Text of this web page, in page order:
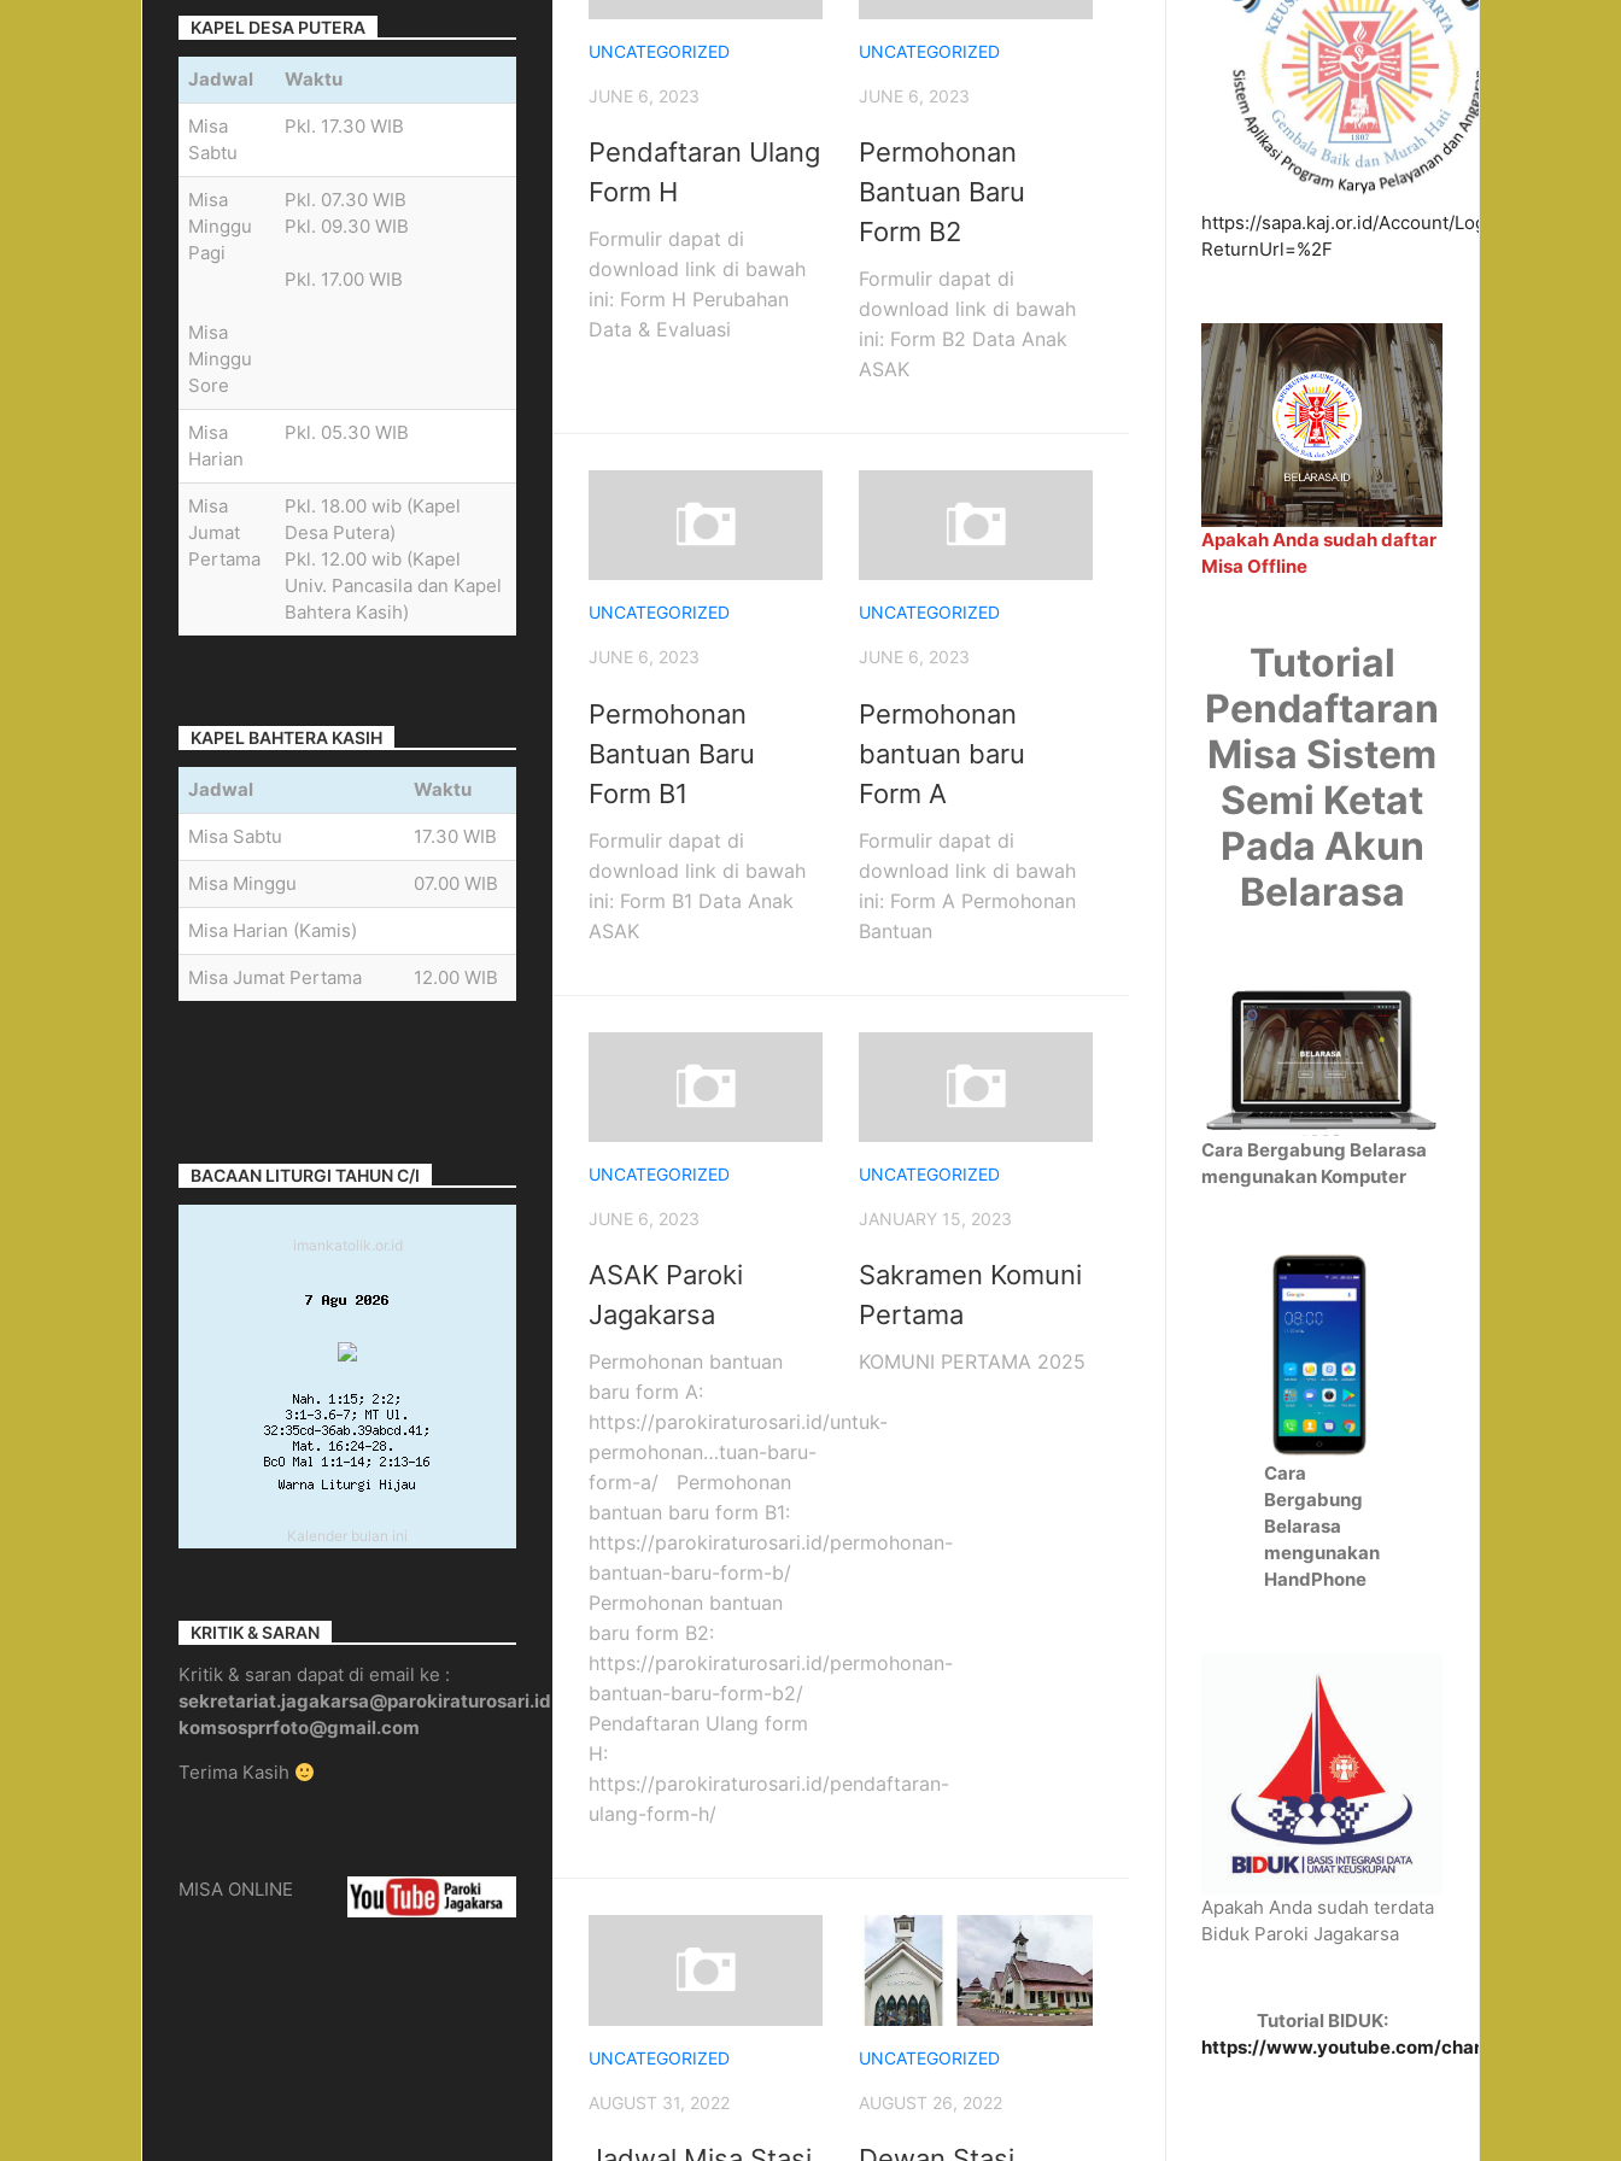
Laporan
UNCATEGORIZED
JUNE 6, 2023
Pendaftaran Ulang
Form H
Formulir dapat di
download link di bawah
ini: Form H Perubahan
Data & Evaluasi
UNCATEGORIZED
JUNE 6, 2023
Permohonan
Bantuan Baru
Form B2
Formulir dapat di
download link di bawah
ini: Form B2 Data Anak
ASAK
UNCATEGORIZED
JUNE 6, 2023
Permohonan
Bantuan Baru
Form B1
Formulir dapat di
download link di bawah
ini: Form B1 Data Anak
ASAK
UNCATEGORIZED
JUNE 6, 2023
Permohonan
bantuan baru
Form A
Formulir dapat di
download link di bawah
ini: Form A Permohonan
Bantuan
UNCATEGORIZED
JUNE 6, 2023
ASAK Paroki
Jagakarsa
Permohonan bantuan
baru form A:
https://parokiraturosari.id/untuk-
permohonan…tuan-baru-
form-a/ Permohonan
bantuan baru form B1:
https://parokiraturosari.id/permohonan-
bantuan-baru-form-b/
Permohonan bantuan
baru form B2:
https://parokiraturosari.id/permohonan-
bantuan-baru-form-b2/
Pendaftaran Ulang form
H:
https://parokiraturosari.id/pendaftaran-
ulang-form-h/
UNCATEGORIZED
JANUARY 15, 2023
Sakramen Komuni
Pertama
KOMUNI PERTAMA 2025
UNCATEGORIZED
AUGUST 31, 2022
UNCATEGORIZED
AUGUST 26, 2022
KAPEL DESA PUTERA
Jadwal Waktu
Misa
Sabtu
Pkl. 17.30 WIB
Misa
Minggu
Pagi
Misa
Minggu
Sore
Pkl. 07.30 WIB
Pkl. 09.30 WIB
Pkl. 17.00 WIB
Misa
Harian
Pkl. 05.30 WIB
Misa
Jumat
Pertama
Pkl. 18.00 wib (Kapel
Desa Putera)
Pkl. 12.00 wib (Kapel
Univ. Pancasila dan Kapel
Bahtera Kasih)
KAPEL BAHTERA KASIH
Jadwal Waktu
Misa Sabtu 17.30 WIB
Misa Minggu 07.00 WIB
Misa Harian (Kamis)
Misa Jumat Pertama 12.00 WIB
BACAAN LITURGI TAHUN C/I
imankatolik.or.id
Kalender bulan ini
KRITIK & SARAN
Kritik & saran dapat di email ke :
sekretariat.jagakarsa@parokiraturosari.id
komsosprrfoto@gmail.com
Terima Kasih
MISA ONLINE
https://sapa.kaj.or.id/Account/Login?
ReturnUrl=%2F
Apakah Anda sudah daftar
Misa Offline
Tutorial
Pendaftaran
Misa Sistem
Semi Ketat
Pada Akun
Belarasa
Cara Bergabung Belarasa
mengunakan Komputer
Cara
Bergabung
Belarasa
mengunakan
HandPhone
Apakah Anda sudah terdata
Biduk Paroki Jagakarsa
Tutorial BIDUK:
https://www.youtube.com/channel/